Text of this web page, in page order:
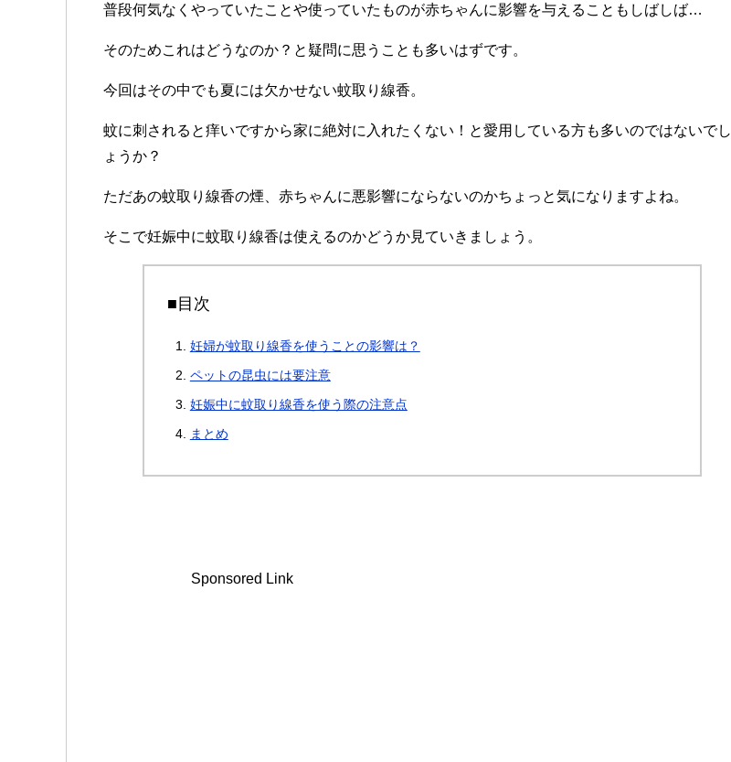
普段何気なくやっていたことや使っていたものが赤ちゃんに影響を与えることもしばしば…
そのためこれはどうなのか？と疑問に思うことも多いはずです。
今回はその中でも夏には欠かせない蚊取り線香。
蚊に刺されると痒いですから家に絶対に入れたくない！と愛用している方も多いのではないでし
ょうか？
ただあの蚊取り線香の煙、赤ちゃんに悪影響にならないのかちょっと気になりますよね。
そこで妊娠中に蚊取り線香は使えるのかどうか見ていきましょう。
■目次
妊婦が蚊取り線香を使うことの影響は？
ペットの昆虫には要注意
妊娠中に蚊取り線香を使う際の注意点
まとめ
Sponsored Link